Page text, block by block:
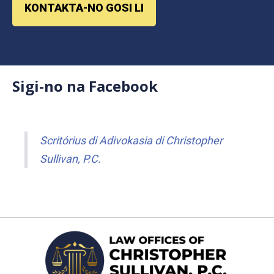
KONTAKTA-NO GOSI LI
Sigi-no na Facebook
Scritórius di Adivokasia di Christopher
Sullivan, P.C.